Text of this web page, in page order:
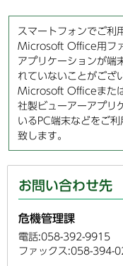
スマートフォンでご利
Microsoft Office用フ
アプリケーションが端
れていないことがござ
Microsoft Officeまた
社製ビューアーアプリ
いるPC端末などをご
致します。
お問い合わせ先
危機管理課
電話:058-392-9915
ファックス:058-394-